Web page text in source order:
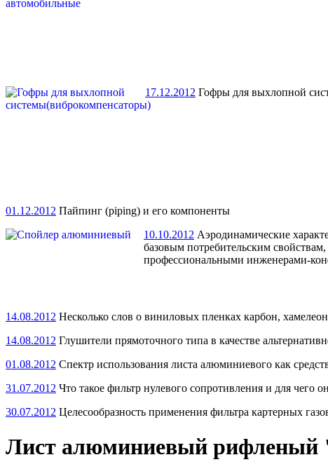
17.12.2012 Гофры для выхлопной
01.12.2012 Пайпинг (piping) и его компоненты
10.10.2012 Аэродинамические
базовым потребительским
профессиональными инженерами-
14.08.2012 Несколько слов о виниловых пленках карбон,
14.08.2012 Глушители прямоточного типа в качестве
01.08.2012 Спектр использования листа алюминиевого как
31.07.2012 Что такое фильтр нулевого сопротивления и для чего
30.07.2012 Целесообразность применения фильтра картерных
Лист алюминиевый рифленый